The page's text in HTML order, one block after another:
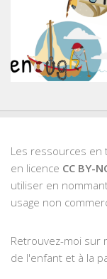
Les ressources en
en licence CC BY-
utiliser en
usage non
Retrouvez-moi sur
de l'enfant et à la